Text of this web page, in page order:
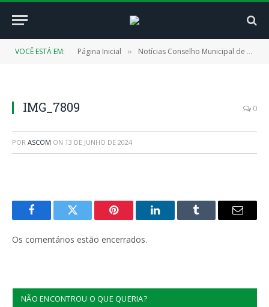
VOCÊ ESTÁ EM: Página Inicial » Notícias Conselho Municipal de Educação (CMECAP)
IMG_7809 0
POR ASCOM ON 13 DE JUNHO DE 2024
FacebookTwitter Pinterest LinkedInTumblr
E-
Os comentários estão encerrados.
NÃO ENCONTROU O QUE QUERIA?